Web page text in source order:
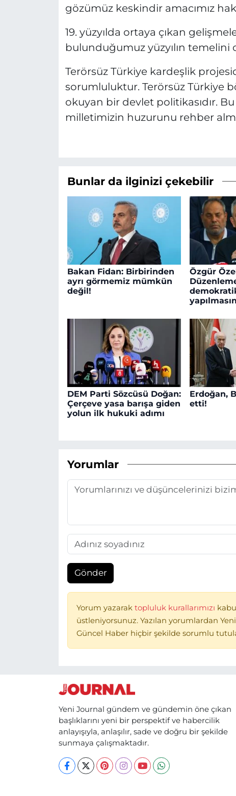
gözümüz keskindir amacımız
19. yüzyılda ortaya çıkan
bulunduğumuz yüzyılın temelini
Terörsüz Türkiye kardeşlik
sorumluluktur. Terörsüz Türkiye
okuyan bir devlet politikasıdır.
milletimizin huzurunu rehber
Bunlar da ilginizi çekebilir
Bakan Fidan: Birbirinden
ayrı görmemiz mümkün
değil!
Özgür
DEM Parti Sözcüsü Doğan:
Çerçeve yasa barışa giden
yolun ilk hukuki adımı
Erdoğan,
etti!
Yorumlar
Gönder
Yorum yazarak topluluk kurallarımızı
üstleniyorsunuz. Yazılan yorumlardan
Güncel Haber hiçbir şekilde sorumlu
Yeni Journal gündem ve gündemin öne çıkan
başlıklarını yeni bir perspektif ve habercilik
anlayışıyla, anlaşılır, sade ve doğru bir şekilde
sunmaya çalışmaktadır.